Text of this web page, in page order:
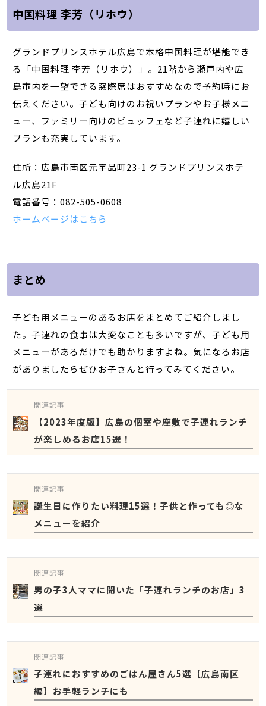
中国料理 李芳（リホウ）
グランドプリンスホテル広島で本格中国料理が堪能でき
る「中国料理 李芳（リホウ）」。21階から瀬戸内や広
島市内を一望できる窓際席はおすすめなので予約時にお
伝えください。子ども向けのお祝いプランやお子様メニ
ュー、ファミリー向けのビュッフェなど子連れに嬉しい
プランも充実しています。
住所：広島市南区元宇品町23-1 グランドプリンスホテ
ル広島21F
電話番号：082-505-0608
ホームページはこちら
まとめ
子ども用メニューのあるお店をまとめてご紹介しまし
た。子連れの食事は大変なことも多いですが、子ども用
メニューがあるだけでも助かりますよね。気になるお店
がありましたらぜひお子さんと行ってみてください。
関連記事
【2023年度版】広島の個室や座敷で子連れランチ
が楽しめるお店15選！
関連記事
誕生日に作りたい料理15選！子供と作っても◎な
メニューを紹介
関連記事
男の子3人ママに聞いた「子連れランチのお店」3
選
関連記事
子連れにおすすめのごはん屋さん5選【広島南区
編】お手軽ランチにも